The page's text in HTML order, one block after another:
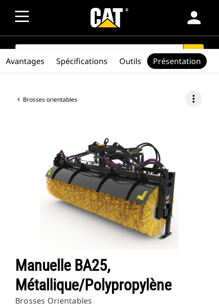
person
SEARCH search
Brosses orientables more_vert
Manuelle BA25,
Métallique/polypropylène
Brosses Orientables
Avantages Spécifications Outils Présentation